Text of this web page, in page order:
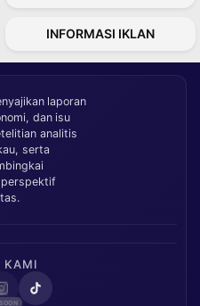
INFORMASI IKLAN
laporan
dan isu
analitis
serta
KAMI